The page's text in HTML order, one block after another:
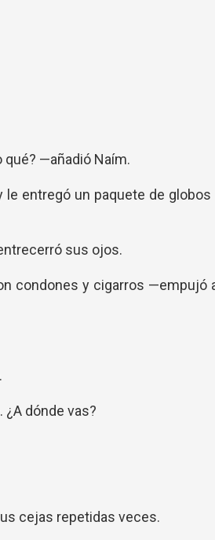
—añadió Naím.
entregó un paquete de globos
sus ojos.
condones y cigarros —empujó
dónde vas?
cejas repetidas veces.